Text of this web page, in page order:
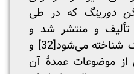
دورینگ که در طی
سالهای 1876 تا 1878 تألیف و منتشر شد و
شناخته می‌شود[32]
و
از موضوعات عمدۀ آن